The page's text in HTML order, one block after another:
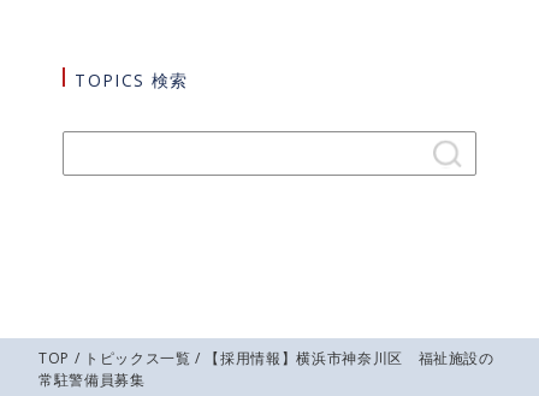
TOPICS 検索
TOP / トピックス一覧 / 【採用情報】横浜市神奈川区 福祉施設の
常駐警備員募集